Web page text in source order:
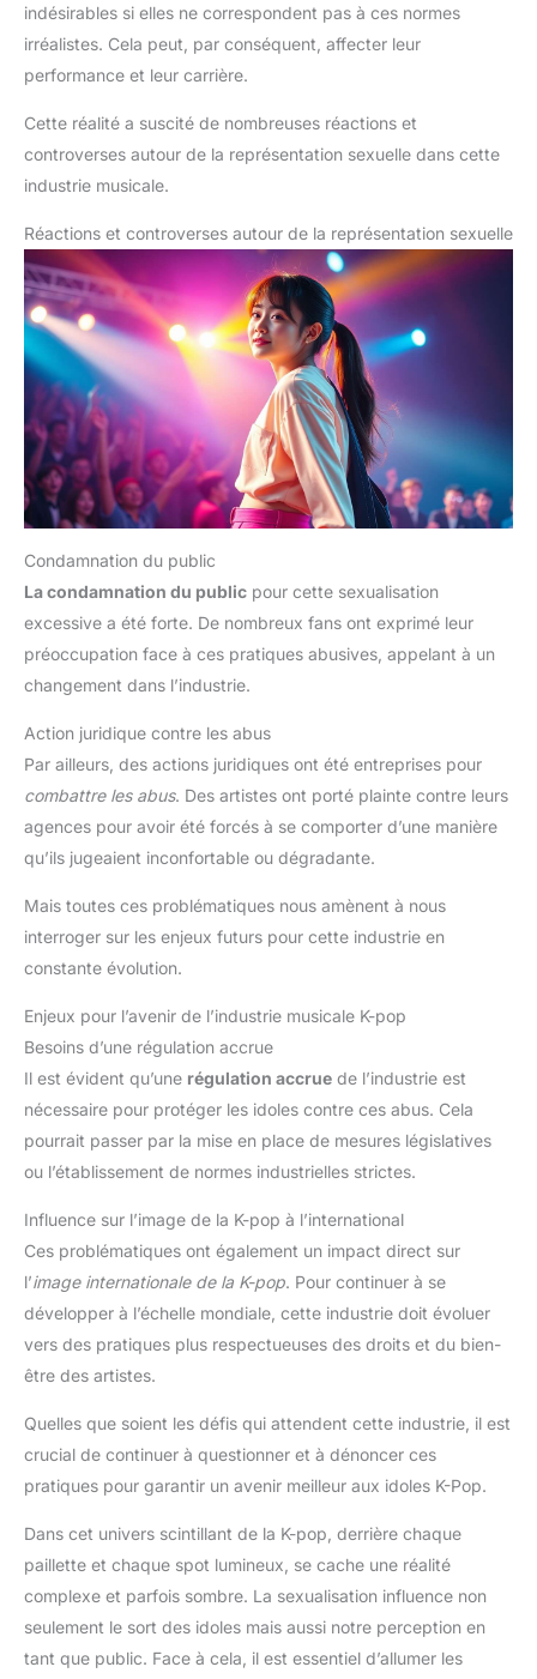
indésirables si elles ne correspondent pas à ces normes
irréalistes. Cela peut, par conséquent, affecter leur
performance et leur carrière.
Cette réalité a suscité de nombreuses réactions et
controverses autour de la représentation sexuelle dans cette
industrie musicale.
Réactions et controverses autour de la représentation sexuelle
Condamnation du public
La condamnation du public pour cette sexualisation
excessive a été forte. De nombreux fans ont exprimé leur
préoccupation face à ces pratiques abusives, appelant à un
changement dans l’industrie.
Action juridique contre les abus
Par ailleurs, des actions juridiques ont été entreprises pour
combattre les abus. Des artistes ont porté plainte contre leurs
agences pour avoir été forcés à se comporter d’une manière
qu’ils jugeaient inconfortable ou dégradante.
Mais toutes ces problématiques nous amènent à nous
interroger sur les enjeux futurs pour cette industrie en
constante évolution.
Enjeux pour l’avenir de l’industrie musicale K-pop
Besoins d’une régulation accrue
Il est évident qu’une régulation accrue de l’industrie est
nécessaire pour protéger les idoles contre ces abus. Cela
pourrait passer par la mise en place de mesures législatives
ou l’établissement de normes industrielles strictes.
Influence sur l’image de la K-pop à l’international
Ces problématiques ont également un impact direct sur
l’image internationale de la K-pop. Pour continuer à se
développer à l’échelle mondiale, cette industrie doit évoluer
vers des pratiques plus respectueuses des droits et du bien-
être des artistes.
Quelles que soient les défis qui attendent cette industrie, il est
crucial de continuer à questionner et à dénoncer ces
pratiques pour garantir un avenir meilleur aux idoles K-Pop.
Dans cet univers scintillant de la K-pop, derrière chaque
paillette et chaque spot lumineux, se cache une réalité
complexe et parfois sombre. La sexualisation influence non
seulement le sort des idoles mais aussi notre perception en
tant que public. Face à cela, il est essentiel d’allumer les